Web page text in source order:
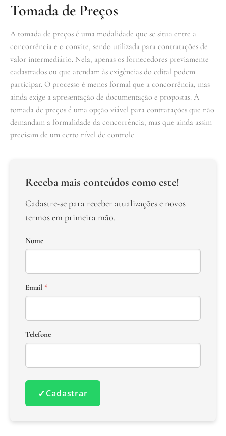
Tomada de Preços
A tomada de preços é uma modalidade que se situa entre a
concorrência e o convite, sendo utilizada para contratações de
valor intermediário. Nela, apenas os fornecedores previamente
cadastrados ou que atendam às exigências do edital podem
participar. O processo é menos formal que a concorrência, mas
ainda exige a apresentação de documentação e propostas. A
tomada de preços é uma opção viável para contratações que não
demandam a formalidade da concorrência, mas que ainda assim
precisam de um certo nível de controle.
Receba mais conteúdos como este!
Cadastre-se para receber atualizações e novos
termos em primeira mão.
Nome
Email *
Telefone
✓Cadastrar